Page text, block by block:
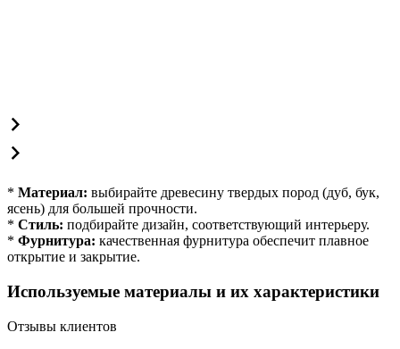
* Материал: выбирайте древесину твердых пород (дуб, бук,
ясень) для большей прочности.
* Стиль: подбирайте дизайн, соответствующий интерьеру.
* Фурнитура: качественная фурнитура обеспечит плавное
открытие и закрытие.
Используемые материалы и их характеристики
Отзывы клиентов